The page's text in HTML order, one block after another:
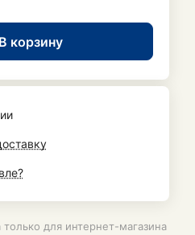
В корзину
для интернет-магазина